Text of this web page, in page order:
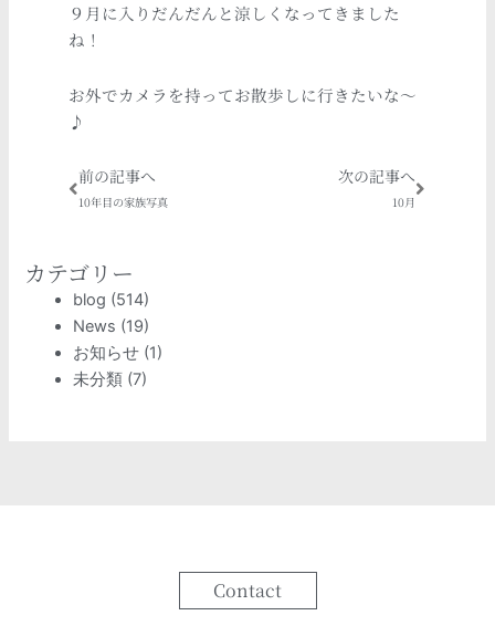
９月に入りだんだんと涼しくなってきました
ね！
お外でカメラを持ってお散歩しに行きたいな〜
♪
Prev
前の記事へ
10年目の家族写真
次の記事へ
10月
Next
カテゴリー
blog (514)
News (19)
お知らせ (1)
未分類 (7)
Contact